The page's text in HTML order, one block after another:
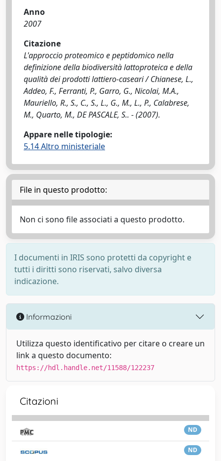
Anno
2007
Citazione
L'approccio proteomico e peptidomico nella
definizione della biodiversità lattoproteica e della
qualità dei prodotti lattiero-caseari / Chianese, L.,
Addeo, F., Ferranti, P., Garro, G., Nicolai, M.A.,
Mauriello, R., S., C., S., L., G., M., L., P., Calabrese,
M., Quarto, M., DE PASCALE, S.. - (2007).
Appare nelle tipologie:
5.14 Altro ministeriale
File in questo prodotto:
Non ci sono file associati a questo prodotto.
I documenti in IRIS sono protetti da copyright e
tutti i diritti sono riservati, salvo diversa
indicazione.
Informazioni
Utilizza questo identificativo per citare o creare un
link a questo documento:
https://hdl.handle.net/11588/122237
Citazioni
ND
ND